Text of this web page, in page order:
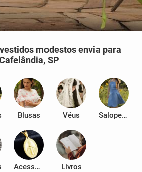
modestos envia para
SP
Blusas Véus Salopetes
Acessórios Livros